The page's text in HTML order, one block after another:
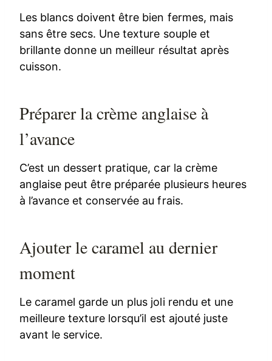
Les blancs doivent être bien fermes, mais
sans être secs. Une texture souple et
brillante donne un meilleur résultat après
cuisson.
Préparer la crème anglaise à
l’avance
C’est un dessert pratique, car la crème
anglaise peut être préparée plusieurs heures
à l’avance et conservée au frais.
Ajouter le caramel au dernier
moment
Le caramel garde un plus joli rendu et une
meilleure texture lorsqu’il est ajouté juste
avant le service.